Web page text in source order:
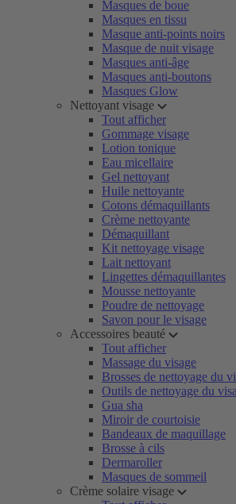
Masques de boue
Masques en tissu
Masque anti-points noirs
Masque de nuit visage
Masques anti-âge
Masques anti-boutons
Masques Glow
Nettoyant visage
Tout afficher
Gommage visage
Lotion tonique
Eau micellaire
Gel nettoyant
Huile nettoyante
Cotons démaquillants
Crème nettoyante
Démaquillant
Kit nettoyage visage
Lait nettoyant
Lingettes démaquillantes
Mousse nettoyante
Poudre de nettoyage
Savon pour le visage
Accessoires beauté
Tout afficher
Massage du visage
Brosses de nettoyage du
Outils de nettoyage du
Gua sha
Miroir de courtoisie
Bandeaux de maquillage
Brosse à cils
Dermaroller
Masques de sommeil
Crème solaire visage